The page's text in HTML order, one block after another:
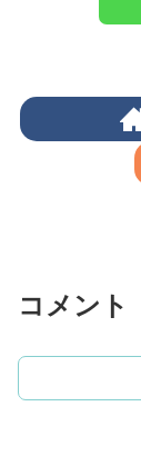
コメント